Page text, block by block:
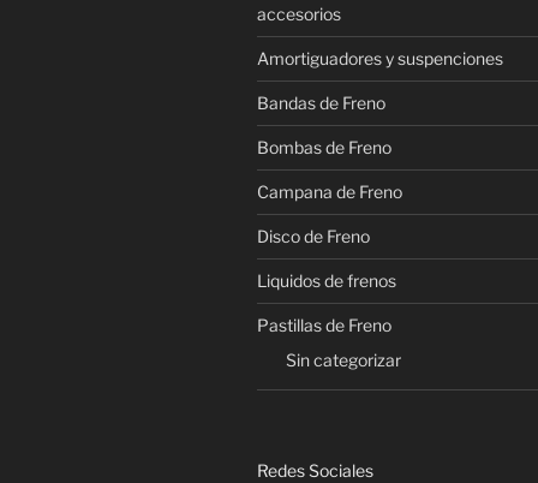
accesorios
Amortiguadores y suspenciones
Bandas de Freno
Bombas de Freno
Campana de Freno
Disco de Freno
Liquidos de frenos
Pastillas de Freno
Sin categorizar
Redes Sociales